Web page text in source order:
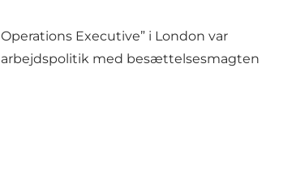
Executive” i London var
med besættelsesmagten